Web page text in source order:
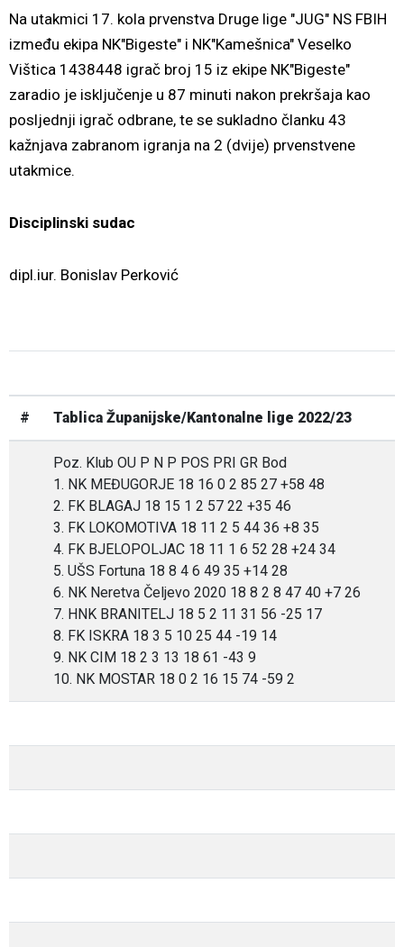
Na utakmici 17. kola prvenstva Druge lige "JUG" NS FBIH
između ekipa NK"Bigeste" i NK"Kamešnica" Veselko
Vištica 1438448 igrač broj 15 iz ekipe NK"Bigeste"
zaradio je isključenje u 87 minuti nakon prekršaja kao
posljednji igrač odbrane, te se sukladno članku 43
kažnjava zabranom igranja na 2 (dvije) prvenstvene
utakmice.
Disciplinski sudac
dipl.iur. Bonislav Perković
# Tablica Županijske/Kantonalne lige 2022/23
Poz. Klub OU P N P POS PRI GR Bod
1. NK MEĐUGORJE 18 16 0 2 85 27 +58 48
2. FK BLAGAJ 18 15 1 2 57 22 +35 46
3. FK LOKOMOTIVA 18 11 2 5 44 36 +8 35
4. FK BJELOPOLJAC 18 11 1 6 52 28 +24 34
5. UŠS Fortuna 18 8 4 6 49 35 +14 28
6. NK Neretva Čeljevo 2020 18 8 2 8 47 40 +7 26
7. HNK BRANITELJ 18 5 2 11 31 56 -25 17
8. FK ISKRA 18 3 5 10 25 44 -19 14
9. NK CIM 18 2 3 13 18 61 -43 9
10. NK MOSTAR 18 0 2 16 15 74 -59 2